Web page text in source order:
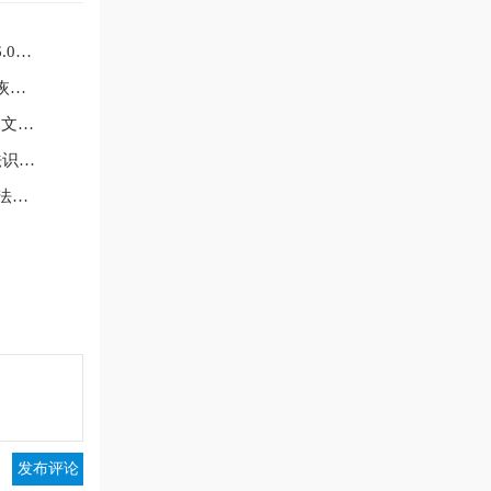
在线为你
技术编辑练习win7系统不兼容VC++6.0的办法
主编为你win7系统不能玩QQ游戏的恢复方法
教你修复win7系统IE浏览器假死的图文方法
小编恢复win7系统插入移动硬盘无法识别的操作方案
主编细说win7系统升级安装SP1后无法进入睡眠模式的处理
发布评论